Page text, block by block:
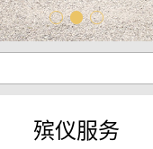
殡仪服务